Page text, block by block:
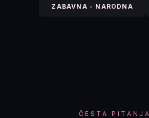
ZABAVNA - NARODNA
ČESTA PITANJA